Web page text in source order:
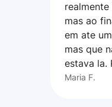
mas ao
em ate
mas que
estava la.
Maria F.